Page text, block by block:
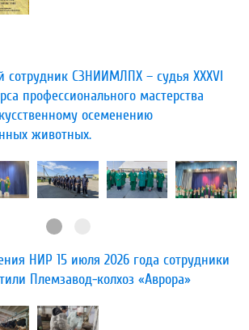
СЗНИИМЛПХ – судья XXXVI
профессионального мастерства
осеменению
животных.
НИР 15 июля 2026 года сотрудники
Племзавод-колхоз «Аврора»